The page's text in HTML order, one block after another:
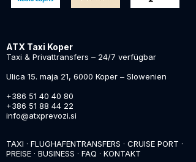
ATX Taxi Koper
Taxi & Privattransfers – 24/7 verfügbar
Ulica 15. maja 21, 6000 Koper – Slowenien
+386 51 40 40 80
+386 51 88 44 22
info@atxprevozi.si
TAXI · FLUGHAFENTRANSFERS · CRUISE PORT ·
PREISE · BUSINESS · FAQ · KONTAKT